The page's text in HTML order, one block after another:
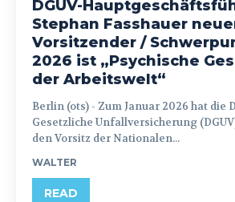
DGUV-
Stephan Fasshauer
Vorsitzender /
2026 ist „Psychische
der Arbeitswelt“
Berlin (ots) - Zum Januar 2026 hat die Deutsche
Gesetzliche Unfallversicherung
den Vorsitz der Nationalen...
WALTER
READ